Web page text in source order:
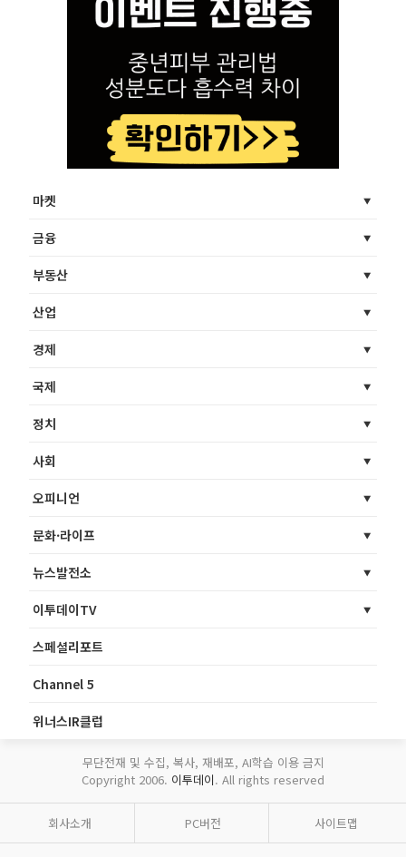
마켓
금융
부동산
산업
경제
국제
정치
사회
오피니언
문화·라이프
뉴스발전소
이투데이TV
스페셜리포트
Channel 5
위너스IR클럽
무단전재 및 수집, 복사, 재배포, AI학습 이용 금지
Copyright 2006. 이투데이. All rights reserved
회사소개 PC버전 사이트맵